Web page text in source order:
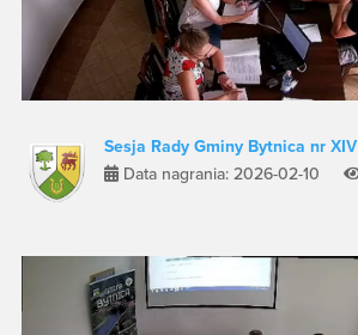
Sesja Rady Gminy Bytnica nr XIV
Data nagrania: 2026-02-10